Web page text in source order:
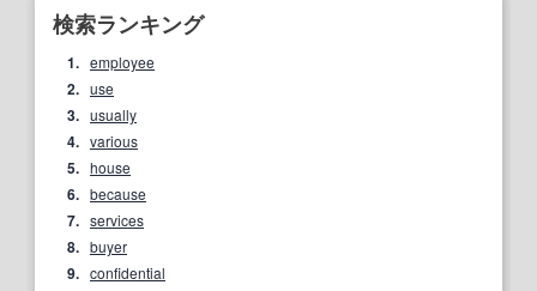
検索ランキング
1. employee
2. use
3. usually
4. various
5. house
6. because
7. services
8. buyer
9. confidential